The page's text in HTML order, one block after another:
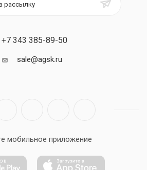
рассылку
+7 343 385-89-50
sale@agsk.ru
мобильное приложение